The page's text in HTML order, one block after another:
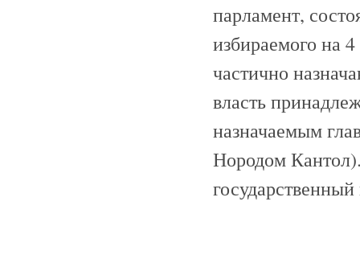
парламент,
избираемого на
частично
власть
назначаемым
Нородом